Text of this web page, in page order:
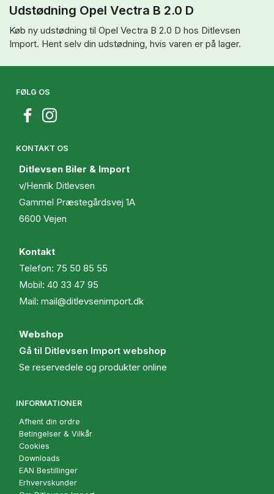
Udstødning Opel Vectra B 2.0 D
Køb ny udstødning til Opel Vectra B 2.0 D hos Ditlevsen
Import. Hent selv din udstødning, hvis varen er på lager.
FØLG OS
KONTAKT OS
Ditlevsen Biler & Import
v/Henrik Ditlevsen
Gammel Præstegårdsvej 1A
6600 Vejen
Kontakt
Telefon: 75 50 85 55
Mobil: 40 33 47 95
Mail: mail@ditlevsenimport.dk
Webshop
Gå til Ditlevsen Import webshop
Se reservedele og produkter online
INFORMATIONER
Afhent din ordre
Betingelser & Vilkår
Cookies
Downloads
EAN Bestillinger
Erhvervskunder